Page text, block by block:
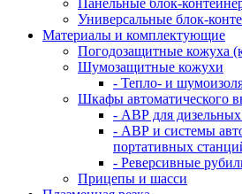
Панельные блок-
Универсальные блок-
Материалы и комплектующие
Погодозащитные кожуха
Шумозащитные кожухи
- Тепло- и
Шкафы автоматического
- АВР для дизельных
- АВР и системы
портативных
- Реверсивные
Прицепы и шасси